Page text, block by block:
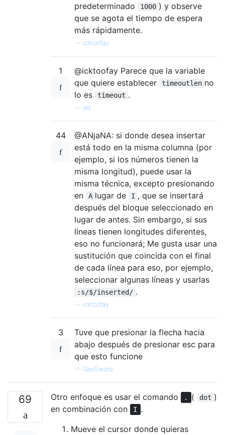
predeterminado
1000 ) y observe
que se agota el tiempo de espera
más rápidamente.
icktoofay
1
@icktoofay Parece que la variable
que quiere establecer
timeoutlen no
lo es
timeout .
jez
44
@ANjaNA: si donde desea insertar
está todo en la misma columna (por
ejemplo, si los números tienen la
misma longitud), puede usar la
misma técnica, excepto presionando
en
A lugar de I , que se insertará
después del bloque seleccionado en
lugar de antes. Sin embargo, si sus
líneas tienen longitudes diferentes,
eso no funcionará; Me gusta usar una
sustitución que coincida con el final
de cada línea para eso, por ejemplo,
seleccionar algunas líneas y usarlas
:s/$/inserted/ .
icktoofay
3
Tuve que presionar la flecha hacia
abajo después de presionar esc para
que esto funcione
— GeoSword
69 Otro enfoque es usar el comando . ( dot )
en combinación con
I .
Mueve el cursor donde quieras